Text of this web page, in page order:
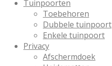
Tuinpoorten
Toebehoren
Dubbele tuinpoort
Enkele tuinpoort
Privacy
Afschermdoek